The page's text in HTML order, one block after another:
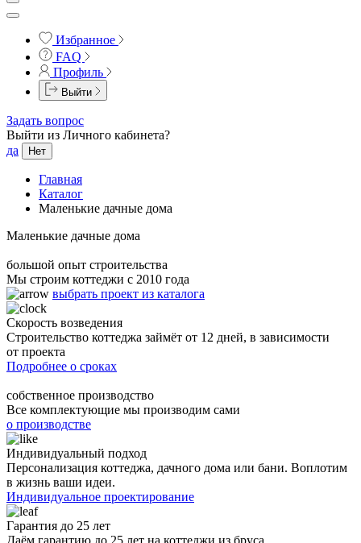
Избранное
FAQ
Профиль
Выйти
Задать вопрос
Выйти из Личного кабинета?
да
Нет
Главная
Каталог
Маленькие дачные дома
Маленькие дачные дома
большой опыт строительства
Мы строим коттеджи с 2010 года
выбрать проект из каталога
Скорость возведения
Строительство коттеджа займёт от 12 дней, в зависимости
от проекта
Подробнее о сроках
собственное производство
Все комплектующие мы производим сами
о производстве
Индивидуальный подход
Персонализация коттеджа, дачного дома или бани. Воплотим
в жизнь ваши идеи.
Индивидуальное проектирование
Гарантия до 25 лет
Даём гарантию до 25 лет на коттеджи из бруса